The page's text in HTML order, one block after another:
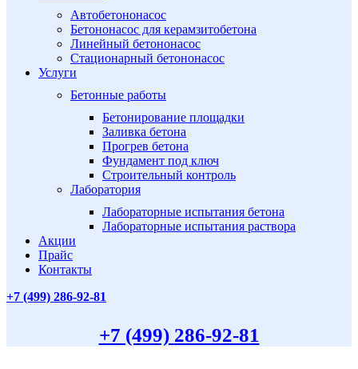
Автобетононасос
Бетононасос для керамзитобетона
Линейный бетононасос
Стационарный бетононасос
Услуги
Бетонные работы
Бетонирование площадки
Заливка бетона
Прогрев бетона
Фундамент под ключ
Строительный контроль
Лаборатория
Лабораторные испытания бетона
Лабораторные испытания раствора
Акции
Прайс
Контакты
+7 (499) 286-92-81
+7 (499) 286-92-81